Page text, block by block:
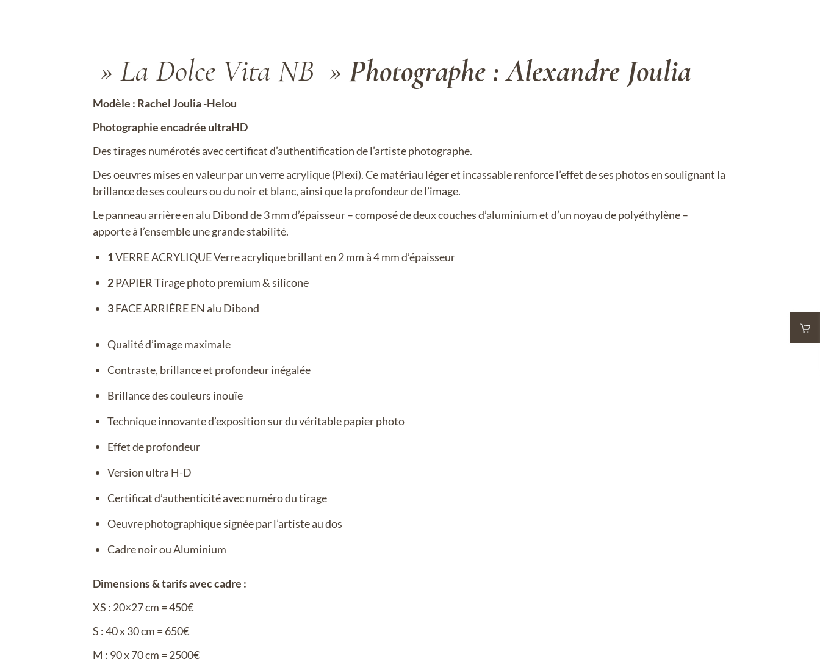
» La Dolce Vita NB » Photographe : Alexandre Joulia
Modèle : Rachel Joulia -Helou
Photographie encadrée ultraHD
Des tirages numérotés avec certificat d’authentification de l’artiste photographe.
Des oeuvres mises en valeur par un verre acrylique (Plexi). Ce matériau léger et incassable renforce l’effet de ses photos en soulignant la
brillance de ses couleurs ou du noir et blanc, ainsi que la profondeur de l’image.
Le panneau arrière en alu Dibond de 3 mm d’épaisseur – composé de deux couches d’aluminium et d’un noyau de polyéthylène –
apporte à l’ensemble une grande stabilité.
1VERRE ACRYLIQUE Verre acrylique brillant en 2 mm à 4 mm d’épaisseur
2PAPIER Tirage photo premium & silicone
3FACE ARRIÈRE EN alu Dibond
Qualité d’image maximale
Contraste, brillance et profondeur inégalée
Brillance des couleurs inouïe
Technique innovante d’exposition sur du véritable papier photo
Effet de profondeur
Version ultra H-D
Certificat d’authenticité avec numéro du tirage
Oeuvre photographique signée par l’artiste au dos
Cadre noir ou Aluminium
Dimensions & tarifs avec cadre :
XS : 20×27 cm = 450€
S : 40 x 30 cm = 650€
M : 90 x 70 cm = 2500€